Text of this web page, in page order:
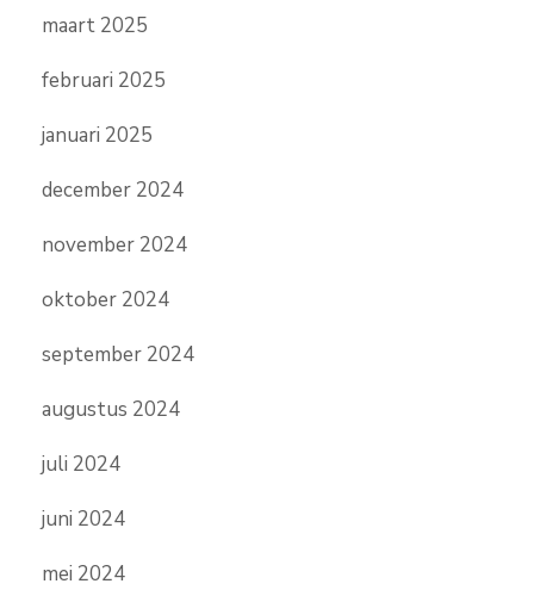
maart 2025
februari 2025
januari 2025
december 2024
november 2024
oktober 2024
september 2024
augustus 2024
juli 2024
juni 2024
mei 2024